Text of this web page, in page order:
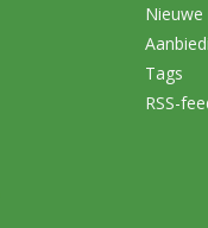
Tags
RSS-